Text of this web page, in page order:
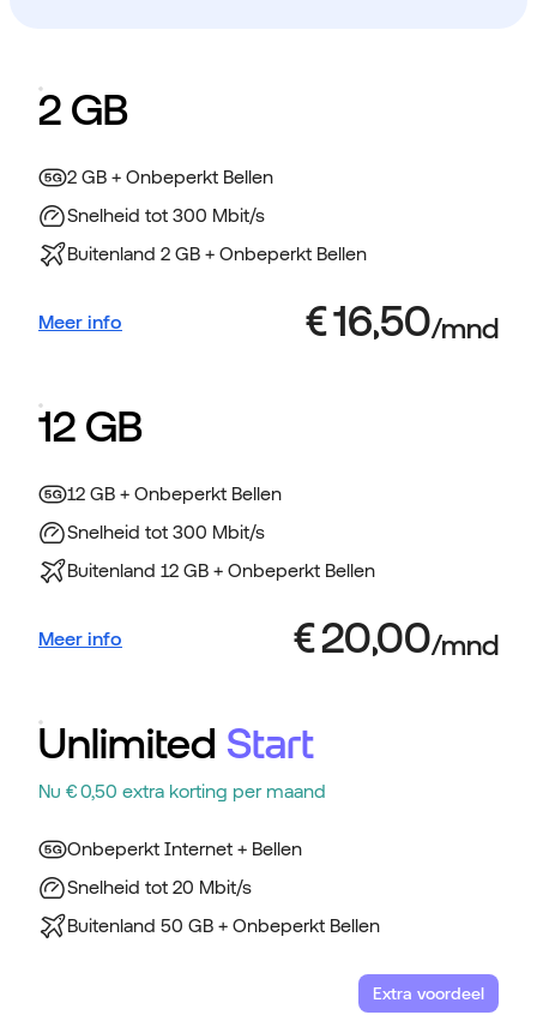
2 GB
2 GB + Onbeperkt Bellen
Snelheid tot 300 Mbit/s
Buitenland 2 GB + Onbeperkt Bellen
Meer info
12 GB
12 GB + Onbeperkt Bellen
Snelheid tot 300 Mbit/s
Buitenland 12 GB + Onbeperkt Bellen
Meer info
Unlimited Start
Nu € 0,50 extra korting per maand
Onbeperkt Internet + Bellen
Snelheid tot 20 Mbit/s
Buitenland 50 GB + Onbeperkt Bellen
Extra voordeel